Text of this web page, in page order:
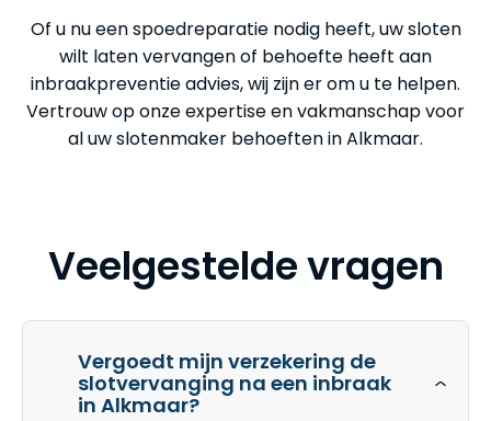
Of u nu een spoedreparatie nodig heeft, uw sloten
wilt laten vervangen of behoefte heeft aan
inbraakpreventie advies, wij zijn er om u te helpen.
Vertrouw op onze expertise en vakmanschap voor
al uw slotenmaker behoeften in Alkmaar.
Veelgestelde vragen
Vergoedt mijn verzekering de
slotvervanging na een inbraak
in Alkmaar?